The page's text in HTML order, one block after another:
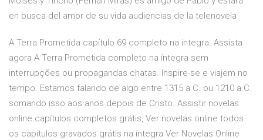
en busca del amor de su vida audiencias de la telenovela
A Terra Prometida capítulo 69 completo na integra. Assista
agora A Terra Prometida completo na íntegra sem
interrupções ou propagandas chatas. Inspire-se e viajem no
tempo. Estamos falando de algo entre 1315 a.C. ou 1210 a.C.
somando isso aos anos depois de Cristo. Assistir novelas
online capítulos completos grátis, Ver novelas online todos
os capítulos gravados grátis na íntegra Ver Novelas Online